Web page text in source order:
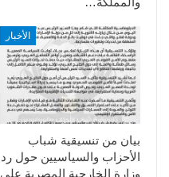
الأخبار
بيان من تنسيقية شباب
الأحزاب والسياسيين حول رد
وزارة الخارجية المصرية على